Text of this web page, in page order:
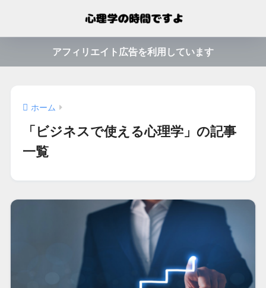
アフィリエイト広告を利用しています
ホーム
「ビジネスで使える心理学」の記事
一覧